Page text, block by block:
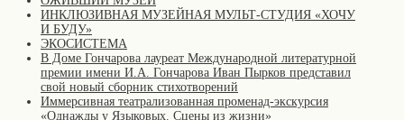
ИНКЛЮЗИВНАЯ МУЗЕЙНАЯ МУЛЬТ-СТУДИЯ «ХОЧУ
И БУДУ»
ЭКОСИСТЕМА
В Доме Гончарова лауреат Международной литературной
премии имени И.А. Гончарова Иван Пырков представил
свой новый сборник стихотворений
Иммерсивная театрализованная променад-экскурсия
«Однажды у Языковых. Сцены из жизни»